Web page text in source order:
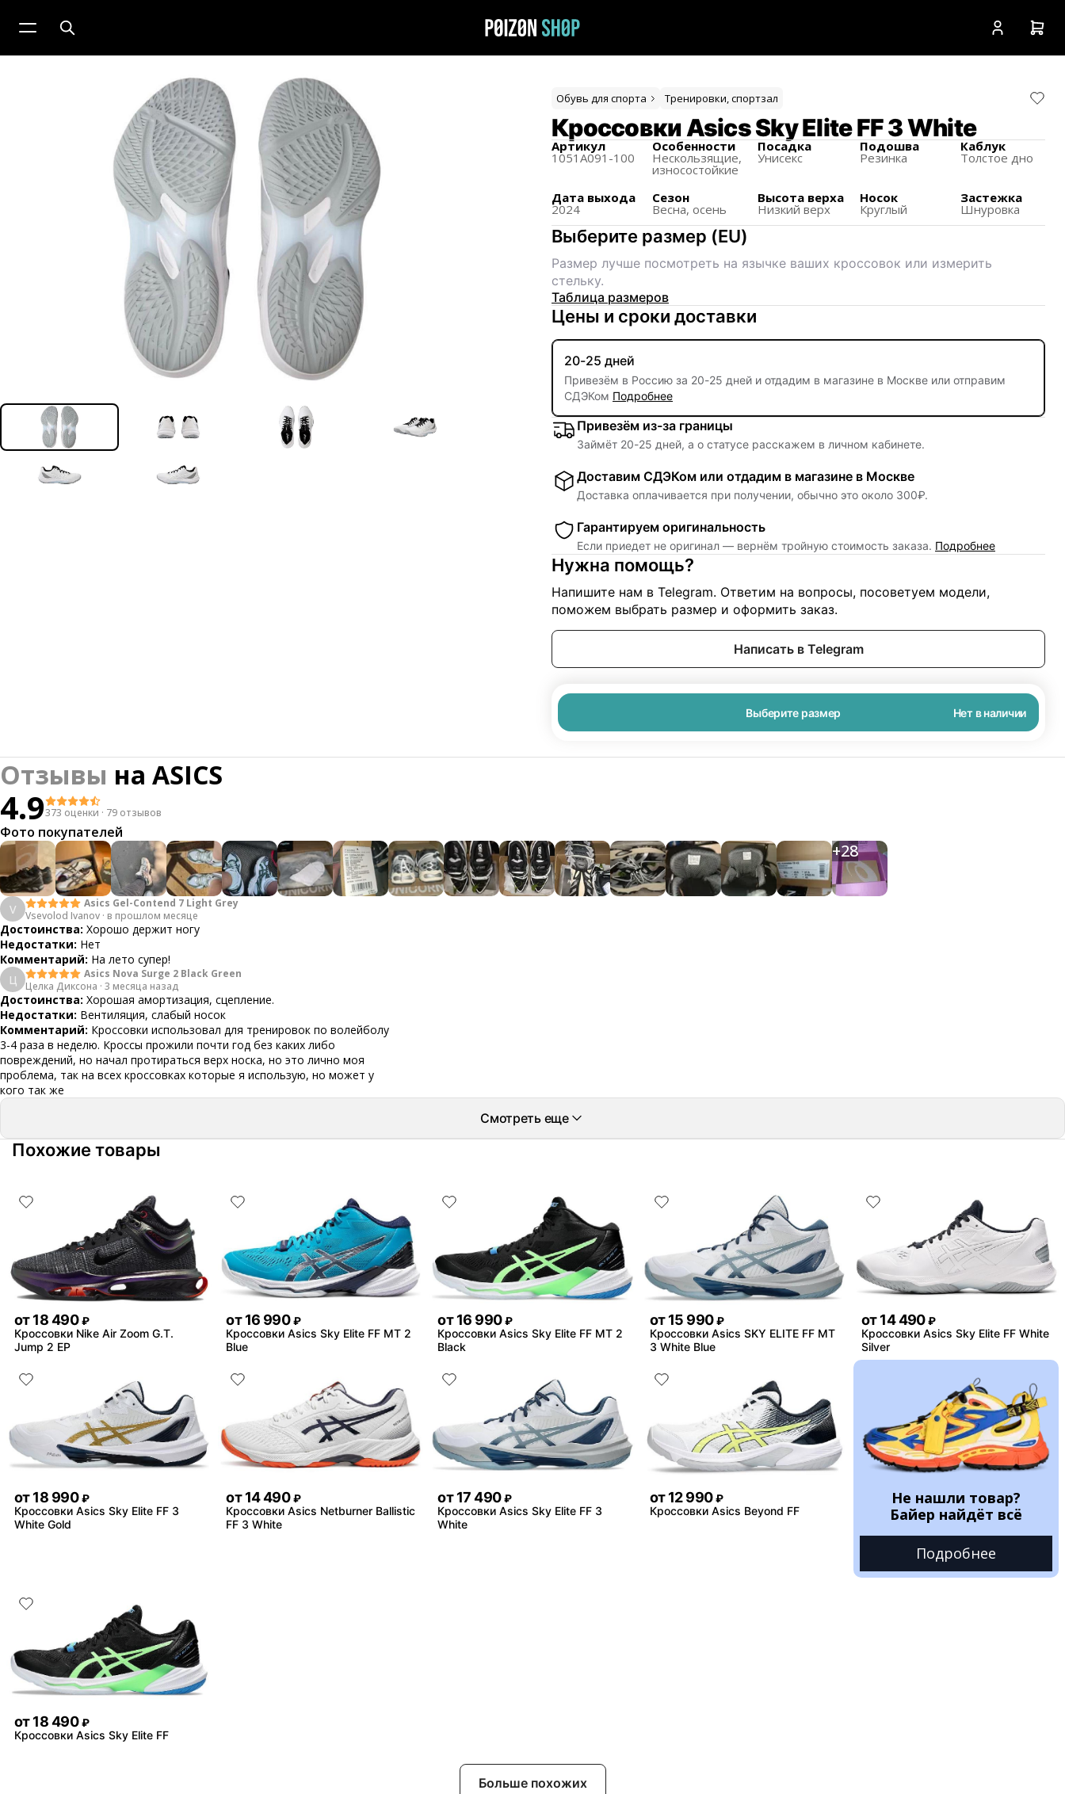
Обувь для спорта Тренировки, спортзал
Кроссовки Asics Sky Elite FF 3 White
Артикул
1051A091-100
Особенности
Нескользящиe,
износостойкие
Посадка
Унисекс
Подошва
Резинка
Каблук
Толстое дно
Дата выхода
2024
Сезон
Весна, осень
Высота верха
Низкий верх
Носок
Круглый
Застежка
Шнуровка
Выберите размер (EU)
Размер лучше посмотреть на язычке ваших кроссовок или измерить
стельку.
Таблица размеров
Цены и сроки доставки
20-25 дней
Привезём в Россию за 20-25 дней и отдадим в магазине в Москве или отправим
СДЭКом Подробнее
Привезём из-за границы
Займёт 20-25 дней, а о статусе расскажем в личном кабинете.
Доставим СДЭКом или отдадим в магазине в Москве
Доставка оплачивается при получении, обычно это около 300₽.
Гарантируем оригинальность
Если приедет не оригинал — вернём тройную стоимость заказа. Подробнее
Нужна помощь?
Напишите нам в Telegram. Ответим на вопросы, посоветуем модели,
поможем выбрать размер и оформить заказ.
Написать в Telegram
Выберите размер Нет в наличии
Отзывы на ASICS
4.9373 оценки · 79 отзывов
Фото покупателей
+28
V
Asics Gel-Contend 7 Light Grey
Vsevolod Ivanov · в прошлом месяце
Достоинства: Хорошо держит ногу
Недостатки: Нет
Комментарий: На лето супер!
Ц
Asics Nova Surge 2 Black Green
Целка Диксона · 3 месяца назад
Достоинства: Хорошая амортизация, сцепление.
Недостатки: Вентиляция, слабый носок
Комментарий: Кроссовки использовал для тренировок по волейболу
3-4 раза в неделю. Кроссы прожили почти год без каких либо
повреждений, но начал протираться верх носка, но это лично моя
проблема, так на всех кроссовках которые я использую, но может у
кого так же
Смотреть еще
Похожие товары
от18 490 ₽
Кроссовки Nike Air Zoom G.T.
Jump 2 EP
от 16 990 ₽
Кроссовки Asics Sky Elite FF MT 2
Blue
от 16 990 ₽
Кроссовки Asics Sky Elite FF MT 2
Black
от 15 990 ₽
Кроссовки Asics SKY ELITE FF MT
3 White Blue
от 14 490 ₽
Кроссовки Asics Sky Elite FF White
Silver
от18 990 ₽
Кроссовки Asics Sky Elite FF 3
White Gold
от 14 490 ₽
Кроссовки Asics Netburner Ballistic
FF 3 White
от 17 490 ₽
Кроссовки Asics Sky Elite FF 3
White
от 12 990 ₽
Кроссовки Asics Beyond FF
Не нашли товар?
Байер найдёт всё
Подробнее
от18 490 ₽
Кроссовки Asics Sky Elite FF
Больше похожих